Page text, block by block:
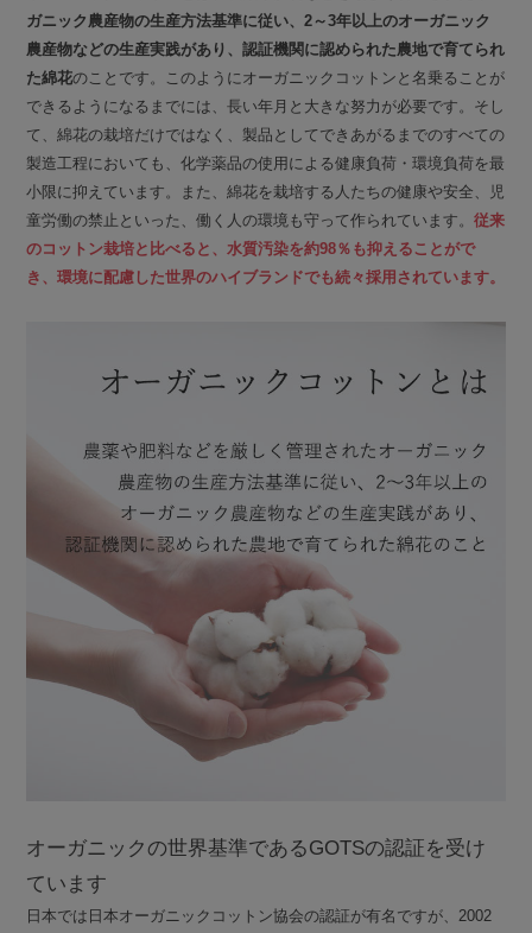
ガニック農産物の生産方法基準に従い、2～3年以上のオーガニック
農産物などの生産実践があり、認証機関に認められた農地で育てられ
た綿花のことです。このようにオーガニックコットンと名乗ることが
できるようになるまでには、長い年月と大きな努力が必要です。そし
て、綿花の栽培だけではなく、製品としてできあがるまでのすべての
製造工程においても、化学薬品の使用による健康負荷・環境負荷を最
小限に抑えています。また、綿花を栽培する人たちの健康や安全、児
童労働の禁止といった、働く人の環境も守って作られています。従来
のコットン栽培と比べると、水質汚染を約98％も抑えることがで
き、環境に配慮した世界のハイブランドでも続々採用されています。
オーガニックの世界基準であるGOTSの認証を受け
ています
日本では日本オーガニックコットン協会の認証が有名ですが、2002